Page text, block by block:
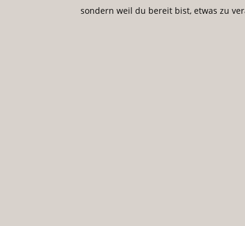
sondern weil du bereit bist, etwas zu